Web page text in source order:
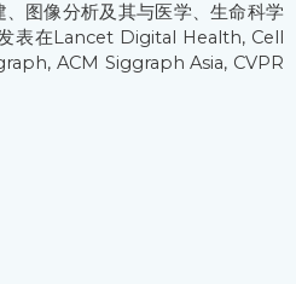
图像分析及其与医学、生命科学
表在Lancet Digital Health, Cell
ACM Siggraph Asia, CVPR